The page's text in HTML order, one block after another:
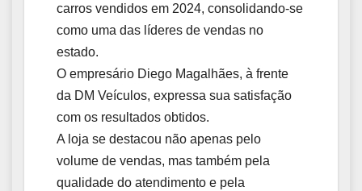
carros vendidos em 2024, consolidando-se
como uma das líderes de vendas no
estado.
O empresário Diego Magalhães, à frente
da DM Veículos, expressa sua satisfação
com os resultados obtidos.
A loja se destacou não apenas pelo
volume de vendas, mas também pela
qualidade do atendimento e pela